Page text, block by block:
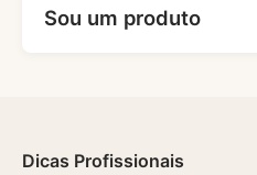
Sou um produto
Dicas Profissionais